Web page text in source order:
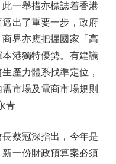
一舉措亦標誌着香港
出了重要一步，政府
界亦應把握國家「高
港獨特優勢。有建議
產力體系找準定位，
市場及電商市場規則
青
蔡冠深指出，今年是
一份財政預算案必須